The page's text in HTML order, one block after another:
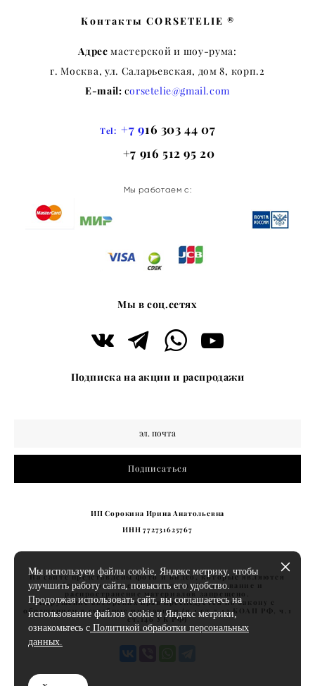
Контакты CORSETELIE ®
Адресмастерской и шоу-рума:
г. Москва, ул. Саларьевская, дом 8, корп.2
E-mail: corsetelie@gmail.com
Tel: +7 916 303 44 07
+7 916 512 95 20
Мы работаем с:
Мы в соц.сетях
Подписка на акции и распродажи
Подписаться
ИП Сорокина Ирина Анатольевна
ИНН 772731625767
На сайте представлены фото и видео, которые являются
собственностью его владельца. Копирование и
распространение материалов запрещено.
Нарушение авторских прав преследуется по закону с
обращением в судебные инстанции (ч.1 ст.7.12 КОАП РФ, ч.1
ст.146 УК РФ)
Мы используем файлы cookie, Яндекс метрику, чтобы
улучшить работу сайта, повысить его удобство.
Продолжая использовать сайт, вы соглашаетесь на
использование файлов cookie и Яндекс метрики,
ознакомьтесь с Политикой обработки персональных
данных.